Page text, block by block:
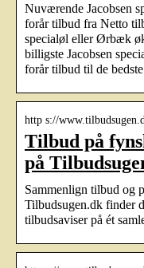
Nuværende Jacobsen
forår tilbud fra Netto
specialøl eller Ørbæk
billigste Jacobsen
forår tilbud til de
http s://
Tilbud på
på
Sammenlign tilbud og
Tilbudsugen.dk finder
tilbudsaviser på ét